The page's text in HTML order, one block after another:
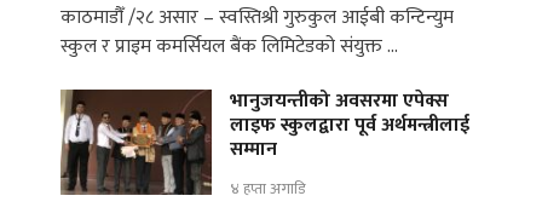
काठमाडौँ /२८ असार – स्वस्तिश्री गुरुकुल आईबी कन्टिन्युम
स्कुल र प्राइम कमर्सियल बैंक लिमिटेडको संयुक्त …
भानुजयन्तीको अवसरमा एपेक्स
लाइफ स्कुलद्वारा पूर्व अर्थमन्त्रीलाई
सम्मान
४ हप्ता अगाडि